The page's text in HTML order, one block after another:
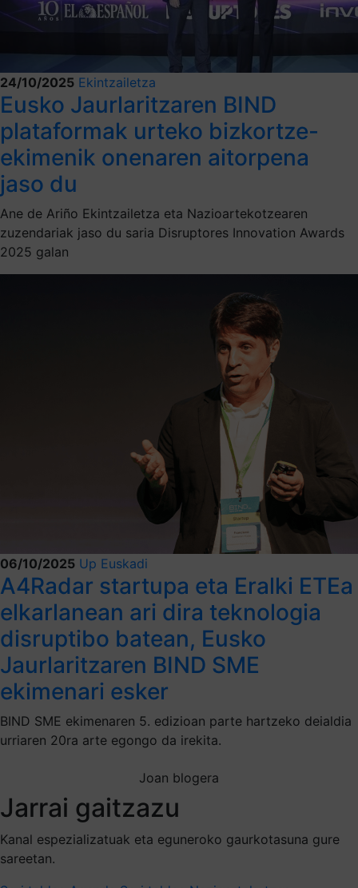
24/10/2025 Ekintzailetza
Eusko Jaurlaritzaren BIND
plataformak urteko bizkortze-
ekimenik onenaren aitorpena
jaso du
Ane de Ariño Ekintzailetza eta Nazioartekotzearen
zuzendariak jaso du saria Disruptores Innovation Awards
2025 galan
06/10/2025 Up Euskadi
A4Radar startupa eta Eralki ETEa
elkarlanean ari dira teknologia
disruptibo batean, Eusko
Jaurlaritzaren BIND SME
ekimenari esker
BIND SME ekimenaren 5. edizioan parte hartzeko deialdia
urriaren 20ra arte egongo da irekita.
Joan blogera
Jarrai gaitzazu
Kanal espezializatuak eta eguneroko gaurkotasuna gure
sareetan.